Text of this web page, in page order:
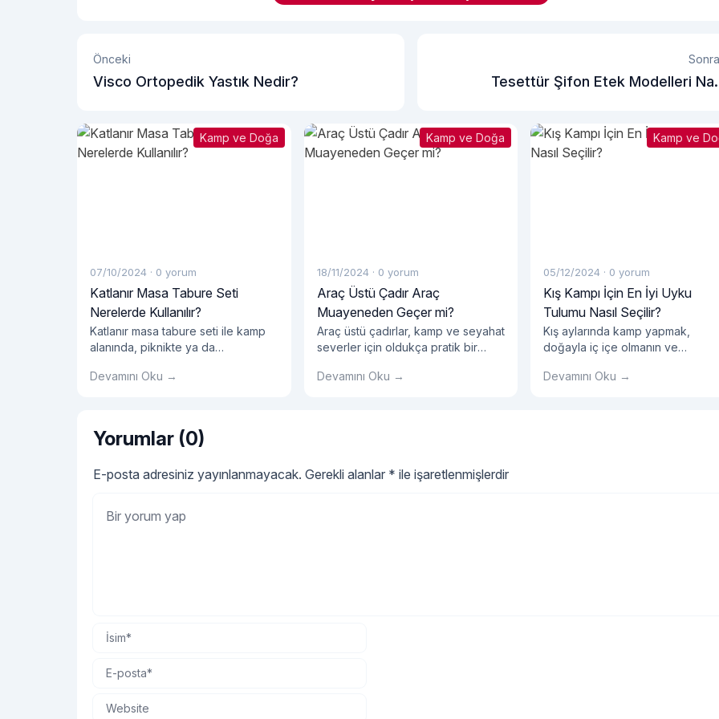
Önceki
Visco Ortopedik Yastık Nedir?
Tesettür Şifon Etek Modelleri
Kamp ve Doğa
07/10/2024 · 0 yorum
Katlanır Masa Tabure Seti
Nerelerde Kullanılır?
Katlanır masa tabure seti ile kamp
alanında, piknikte ya da
alanı oluşturabilirsiniz.
Devamını Oku →
Kamp ve Doğa
18/11/2024 · 0 yorum
Araç Üstü Çadır Araç
Muayeneden Geçer mi?
Araç üstü çadırlar, kamp ve seyahat
severler için oldukça pratik bir
Devamını Oku →
Kamp ve
05/12/2024 · 0 yorum
Kış Kampı İçin En İyi Uyku
Tulumu Nasıl Seçilir?
Kış aylarında kamp yapmak,
doğayla iç içe olmanın ve
yoludur.
Devamını Oku →
Yorumlar (0)
E-posta adresiniz yayınlanmayacak. Gerekli alanlar * ile işaretlenmişlerdir